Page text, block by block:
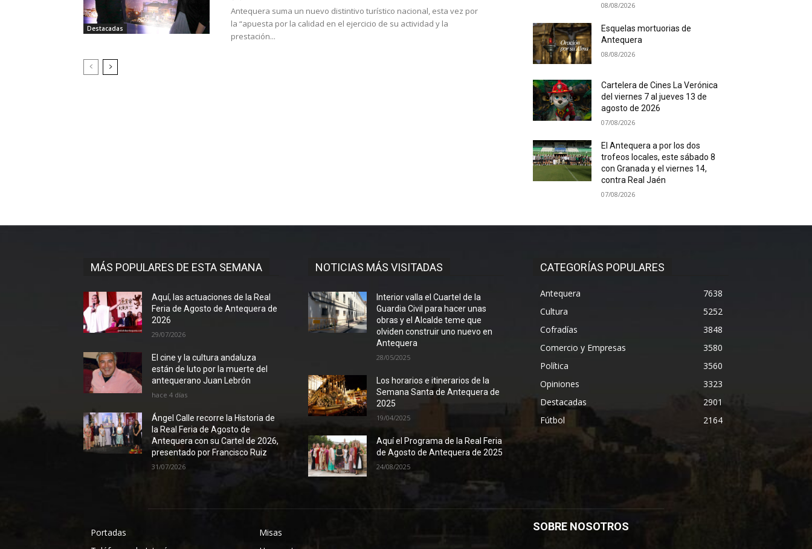
Destacadas
Antequera suma un nuevo distintivo turístico nacional, esta vez por
la “apuesta por la calidad en el ejercicio de su actividad y la
prestación...
08/08/2026
Esquelas mortuorias de
Antequera
08/08/2026
Cartelera de Cines La Verónica
del viernes 7 al jueves 13 de
agosto de 2026
07/08/2026
El Antequera a por los dos
trofeos locales, este sábado 8
con Granada y el viernes 14,
contra Real Jaén
07/08/2026
MÁS POPULARES DE ESTA SEMANA
Aquí, las actuaciones de la Real
Feria de Agosto de Antequera de
2026
29/07/2026
El cine y la cultura andaluza
están de luto por la muerte del
antequerano Juan Lebrón
hace 4 días
Ángel Calle recorre la Historia de
la Real Feria de Agosto de
Antequera con su Cartel de 2026,
presentado por Francisco Ruiz
31/07/2026
NOTICIAS MÁS VISITADAS
Interior valla el Cuartel de la
Guardia Civil para hacer unas
obras y el Alcalde teme que
olviden construir uno nuevo en
Antequera
28/05/2025
Los horarios e itinerarios de la
Semana Santa de Antequera de
2025
19/04/2025
Aquí el Programa de la Real Feria
de Agosto de Antequera de 2025
24/08/2025
CATEGORÍAS POPULARES
Antequera
7638
Cultura
5252
Cofradías
3848
Comercio y Empresas
3580
Política
3560
Opiniones
3323
Destacadas
2901
Fútbol
2164
Portadas
Misas
SOBRE NOSOTROS